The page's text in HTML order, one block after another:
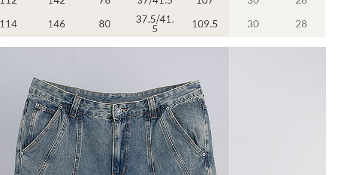
146 80 37.5/41.
5 109.5 30 28